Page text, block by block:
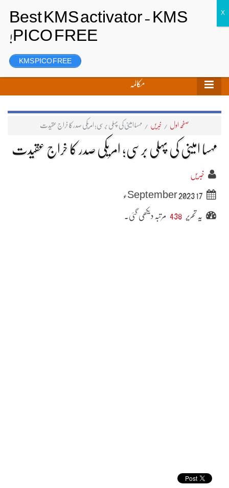
رجسٹر
مکالمہ
صفحہ اول / خبریں / مہسا امینی کی پہلی برسی; امریکی صدر کا خراج عقیدت
مہسا امینی کی پہلی برسی; امریکی صدر کا خراج عقیدت
خبریں
17 September 2023ء
یہ تحریر 438 مرتبہ دیکھی گئی۔
KMS PICO FREE